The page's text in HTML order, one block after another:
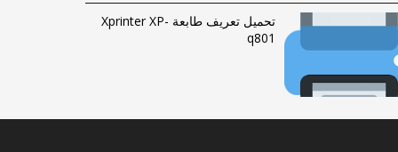
تحميل تعريف طابعة Xprinter XP-
q801